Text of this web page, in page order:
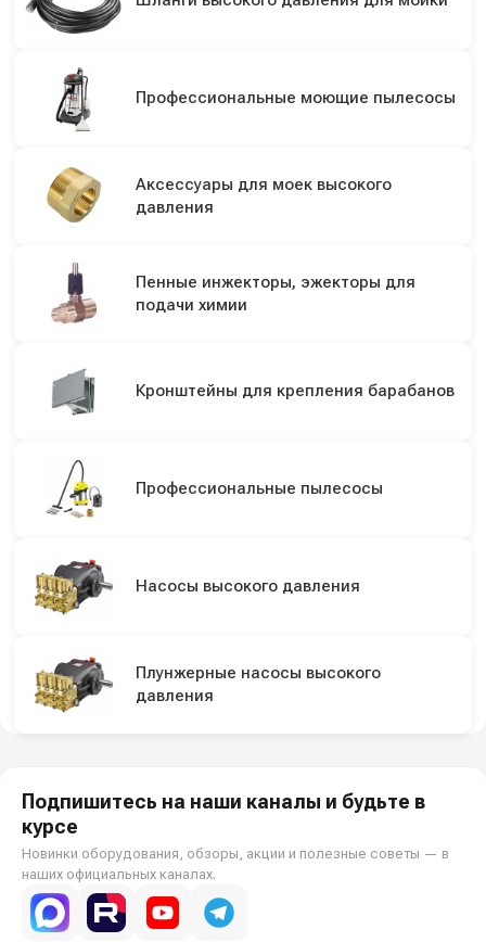
Профессиональные моющие пылесосы
Аксессуары для моек высокого
давления
Пенные инжекторы, эжекторы для
подачи химии
Кронштейны для крепления барабанов
Профессиональные пылесосы
Насосы высокого давления
Плунжерные насосы высокого
давления
Подпишитесь на наши каналы и будьте в
курсе
Новинки оборудования, обзоры, акции и полезные советы — в
наших официальных каналах.